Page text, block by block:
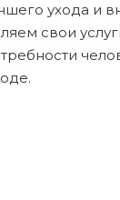
ухода и
свои